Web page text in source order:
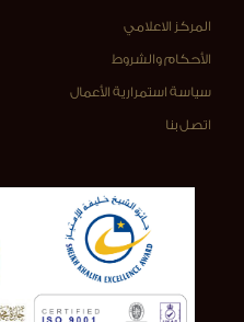
المركز الاعلامي
الأحكام والشروط
سياسة استمرارية الأعمال
اتصل بنا